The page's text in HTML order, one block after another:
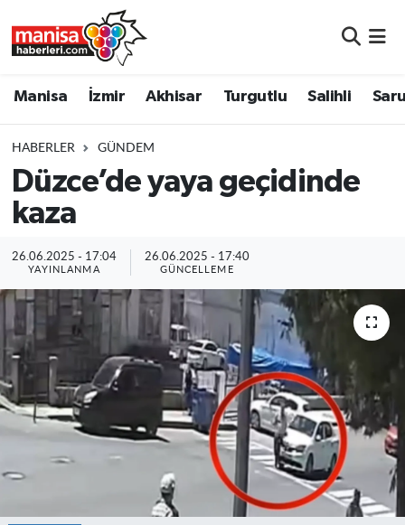
Manisa İzmir Akhisar Turgutlu Salihli
HABERLER GÜNDEM
Düzce’de yaya geçidinde
kaza
26.06.2025 - 17:04
YAYINLANMA
26.06.2025 - 17:40
GÜNCELLEME
Turgutlu
Salihli
Saruhanlı
Soma
Resmi İlanlar
Manisa Nöbetçi Eczaneler
Manisa Trafik Yoğunluk Haritası
Süper Lig Puan Durumu ve Fikstür
Tüm Manşetler
Son Dakika Haberleri
Haber Arşivi